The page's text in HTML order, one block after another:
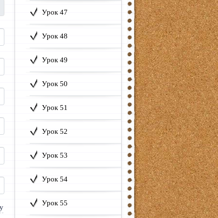
Урок 47
Урок 48
Урок 49
Урок 50
Урок 51
Урок 52
Урок 53
Урок 54
Урок 55